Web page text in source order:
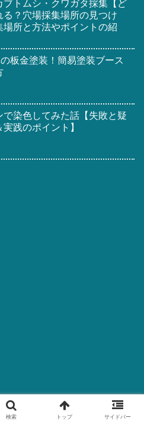
ブトムシ・クワガタ採集【ど
る？穴場採集場所の見つけ
場所と方法やポイントの紹
板金塗装！簡易塗装ブース
で染色してみた話【失敗と疑
実践のポイント】
検索 トップ サイドバー